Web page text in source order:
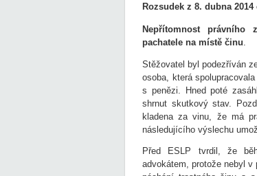
Rozsudek z 8. dubna 2014
Nepřítomnost právního
pachatele na místě činu
Stěžovatel byl podezříván
osoba, která
s penězi. Hned poté
shrnut skutkový stav.
kladena za vinu, že má
následujícího výslechu
Před ESLP tvrdil, že
advokátem, protože nebyl